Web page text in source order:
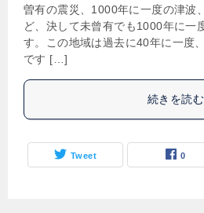
曽有の震災、1000年に⼀度の津波
ど、決して未曾有でも1000年に⼀
す。この地域は過去に40年に⼀度
です […]
続きを読む
Tweet 0